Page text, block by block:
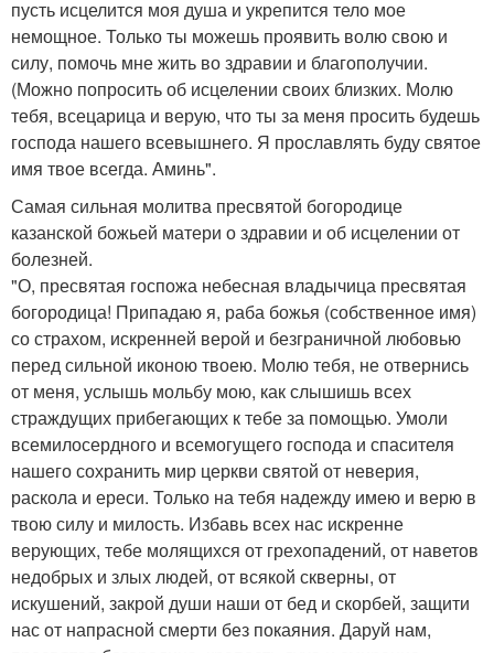
пусть исцелится моя душа и укрепится тело мое
немощное. Только ты можешь проявить волю свою и
силу, помочь мне жить во здравии и благополучии.
(Можно попросить об исцелении своих близких. Молю
тебя, всецарица и верую, что ты за меня просить будешь
господа нашего всевышнего. Я прославлять буду святое
имя твое всегда. Аминь".
Самая сильная молитва пресвятой богородице
казанской божьей матери о здравии и об исцелении от
болезней.
"О, пресвятая госпожа небесная владычица пресвятая
богородица! Припадаю я, раба божья (собственное имя)
со страхом, искренней верой и безграничной любовью
перед сильной иконою твоею. Молю тебя, не отвернись
от меня, услышь мольбу мою, как слышишь всех
страждущих прибегающих к тебе за помощью. Умоли
всемилосердного и всемогущего господа и спасителя
нашего сохранить мир церкви святой от неверия,
раскола и ереси. Только на тебя надежду имею и верю в
твою силу и милость. Избавь всех нас искренне
верующих, тебе молящихся от грехопадений, от наветов
недобрых и злых людей, от всякой скверны, от
искушений, закрой души наши от бед и скорбей, защити
нас от напрасной смерти без покаяния. Даруй нам,